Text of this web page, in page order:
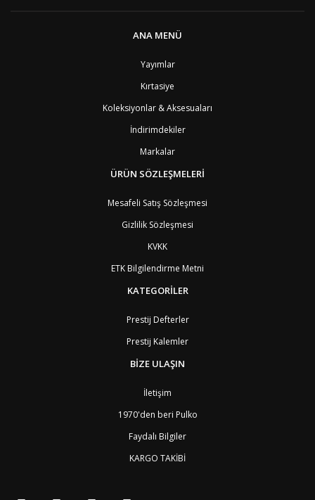
ANA MENÜ
Yayımlar
Kırtasiye
Koleksiyonlar & Aksesuaları
İndirimdekiler
Markalar
ÜRÜN SÖZLEŞMELERİ
Mesafeli Satış Sözleşmesi
Gizlilik Sözleşmesi
KVKK
ETK Bilgilendirme Metni
KATEGORİLER
Prestij Defterler
Prestij Kalemler
BİZE ULAŞIN
İletişim
1970'den beri Pulko
Faydalı Bilgiler
KARGO TAKİBİ